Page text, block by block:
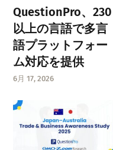
QuestionPro、230
以上の言語で多言
語プラットフォー
ム対応を提供
6月 17, 2026